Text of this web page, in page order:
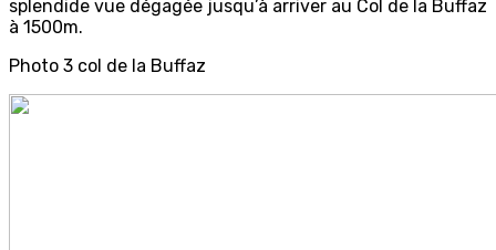
splendide vue dégagée jusqu’à arriver au Col de la Buffaz
à 1500m.
Photo 3 col de la Buffaz